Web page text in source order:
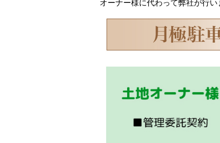
オーナー様に代わって弊社が行い